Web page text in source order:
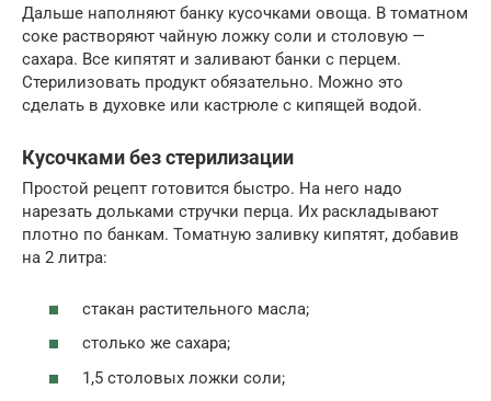
Дальше наполняют банку кусочками овоща. В томатном
соке растворяют чайную ложку соли и столовую —
сахара. Все кипятят и заливают банки с перцем.
Стерилизовать продукт обязательно. Можно это
сделать в духовке или кастрюле с кипящей водой.
Кусочками без стерилизации
Простой рецепт готовится быстро. На него надо
нарезать дольками стручки перца. Их раскладывают
плотно по банкам. Томатную заливку кипятят, добавив
на 2 литра:
стакан растительного масла;
столько же сахара;
1,5 столовых ложки соли;